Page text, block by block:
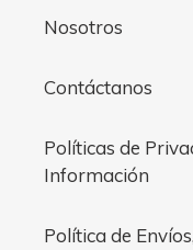
Nosotros
Contáctanos
Políticas de
Información
Política de